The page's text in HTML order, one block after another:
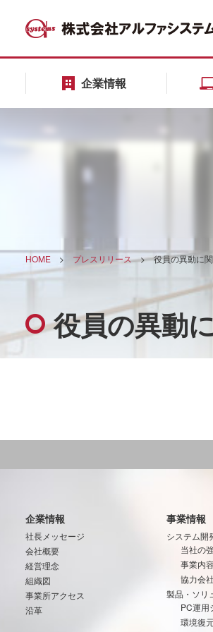
企業情報
HOME > プレスリリース>役員の異動に
役員の異動
企業情報
社長メッセージ
会社概要
経営理念
組織図
事業所アクセス
沿革
事業情報
システム開
当社の
事業内
協力会
製品・ソリ
PC運用
環境復